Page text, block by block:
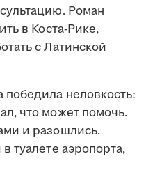
Роман
в Коста-Рике,
с Латинской
неловкость:
что может помочь.
и разошлись.
туалете аэропорта,